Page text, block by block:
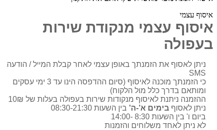
איסוף עצמי
איסוף עצמי מנקודת שירות
בעפולה
ניתן לאסוף את הזמנתך באופן עצמי לאחר קבלת המייל / הודעה
SMS
כי הזמנתך מוכנה לאיסוף (סיום ההדפסה הינו עד 3 ימי עסקים
ומותאם בדרך כלל מול הלקוח)
ההזמנה ניתנת לאיסוף מנקודות שירות בעפולה בעלות של 10₪
ניתן לאסוף בימים א’-ה’ בין השעות 08:30-21:30
ביום ו' בין השעות 8:30 -14:00
לא ניתן לאחד משלוחים והזמנות